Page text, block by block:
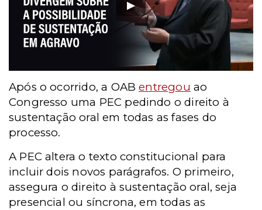
Após o ocorrido, a OABentregou ao
Congresso uma PEC pedindo o direito à
sustentação oral em todas as fases do
processo.
A PEC altera o texto constitucional para
incluir dois novos parágrafos. O primeiro,
assegura o direito à sustentação oral, seja
presencial ou síncrona, em todas as